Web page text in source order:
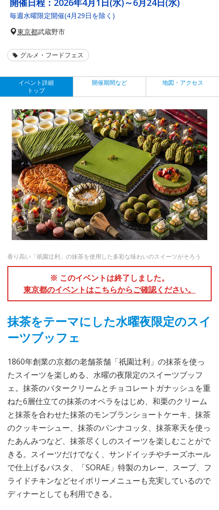
毎週水曜限定開催(4月29日を除く)
東京都武蔵野市
グルメ・フードフェス
イベント詳細
トップ
開催期間など 地図・アクセス
香り高い「祇園辻利」の抹茶を使用した多彩な味わいのスイーツがそろう
※ このイベントは終了しました。
東京都のイベントはこちらからご確認ください。
抹茶をテーマにした水曜夜限定のスイ
ーツブッフェ
1860年創業の京都の老舗茶舗「祇園辻利」の抹茶を使っ
たスイーツを楽しめる、水曜の夜限定のスイーツブッフ
ェ。抹茶のバタークリームとチョコレートガナッシュを重
ねた6層仕立ての抹茶のオペラをはじめ、和栗のクリーム
と抹茶を合わせた抹茶のモンブランショートケーキ、抹茶
のクッキーシュー、抹茶のパンナコッタ、抹茶寒天を使っ
たあんみつなど、抹茶尽くしのスイーツを楽しむことがで
きる。スイーツだけでなく、サンドイッチやチーズホール
で仕上げるパスタ、「SORAE」特製のカレー、スープ、フ
ライドチキンなどセイボリーメニューも充実しているので
ディナーとしても利用できる。